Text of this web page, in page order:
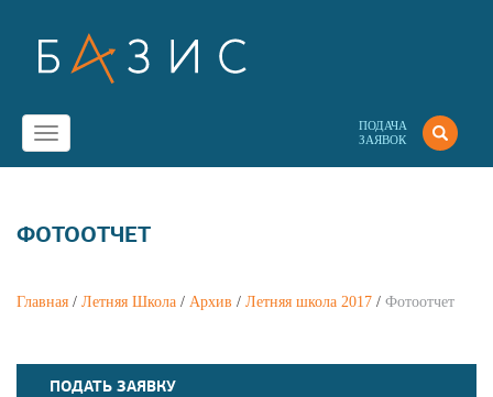
ПОДАЧА
ЗАЯВОК
Toggle
navigation
ФОТООТЧЕТ
Главная / Летняя Школа / Архив / Летняя школа 2017 / Фотоотчет
ПОДАТЬ ЗАЯВКУ